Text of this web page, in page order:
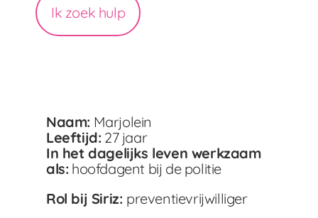
Ik zoek hulp
Naam: Marjolein
Leeftijd: 27 jaar
In het dagelijks leven werkzaam
als: hoofdagent bij de politie
Rol bij Siriz: preventievrijwilliger